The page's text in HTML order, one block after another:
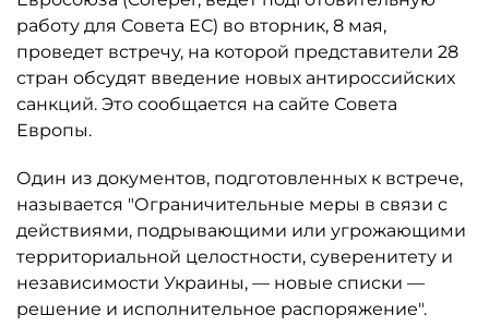
работу для Совета ЕС) во вторник, 8 мая,
проведет встречу, на которой представители 28
стран обсудят введение новых антироссийских
санкций. Это сообщается на сайте Совета
Европы.
Один из документов, подготовленных к встрече,
называется "Ограничительные меры в связи с
действиями, подрывающими или угрожающими
территориальной целостности, суверенитету и
независимости Украины, — новые списки —
решение и исполнительное распоряжение".